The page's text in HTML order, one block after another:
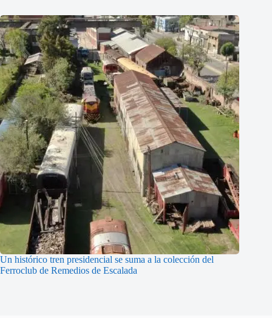
Un histórico tren presidencial se suma a la colección del
Ferroclub de Remedios de Escalada